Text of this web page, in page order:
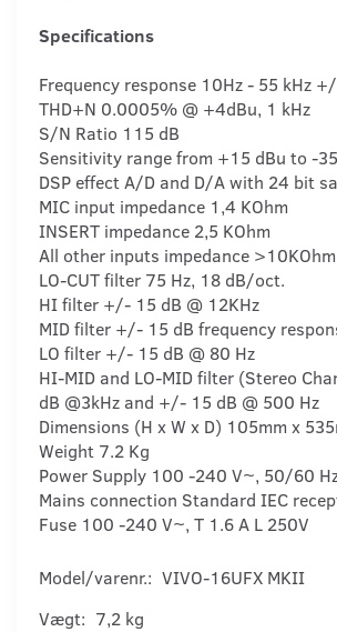
Specifications
Frequency response 10Hz - 55 kHz
THD+N 0.0005% @ +4dBu, 1 kHz
S/N Ratio 115 dB
Sensitivity range from +15 dBu to -
DSP effect A/D and D/A with 24 bit
MIC input impedance 1,4 KOhm
INSERT impedance 2,5 KOhm
All other inputs impedance >10KOhm
LO-CUT filter 75 Hz, 18 dB/oct.
HI filter +/- 15 dB @ 12KHz
MID filter +/- 15 dB frequency
LO filter +/- 15 dB @ 80 Hz
HI-MID and LO-MID filter (Stereo
dB @3kHz and +/- 15 dB @ 500 Hz
Dimensions (H x W x D) 105mm x
Weight 7.2 Kg
Power Supply 100 -240 V~, 50/60
Mains connection Standard IEC
Fuse 100 -240 V~, T 1.6 A L 250V
Model/varenr.: VIVO-16UFX MKII
Vægt: 7,2 kg